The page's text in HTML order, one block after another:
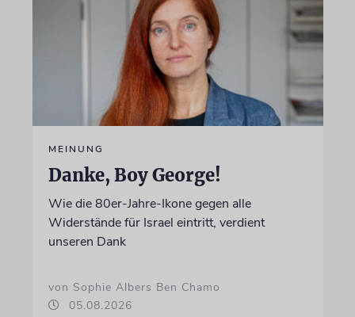
MEINUNG
Danke, Boy George!
Wie die 80er-Jahre-Ikone gegen alle
Widerstände für Israel eintritt, verdient
unseren Dank
von Sophie Albers Ben Chamo
05.08.2026